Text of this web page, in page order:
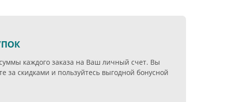
каждого заказа на Ваш личный счет. Вы
за скидками и пользуйтесь выгодной бонусной